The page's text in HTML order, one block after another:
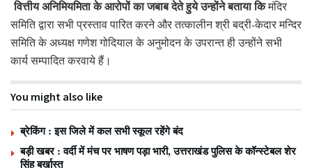
वित्तीय अनिमियमिता के आरोपों का जबाब देते हुये उन्होंने बताया किमंदिर
समिति द्वारा सभी प्रस्ताव पारित करने और तत्कालीन श्री बद्री-केदार मन्दिर
समिति के अध्यक्ष गणेश गोदियाल के अनुमोदन के उपरान्त ही उन्होंने सभी
कार्य सम्पादित करवाये हैं।
You might also like
ब्रेकिंग : इस जिले में कल सभी स्कूल रहेंगे बंद
बड़ी खबर : वर्दी में मंच पर भाषण पड़ा भारी, उत्तराखंड पुलिस के कॉन्स्टेबल शेर
सिंह बर्खास्त